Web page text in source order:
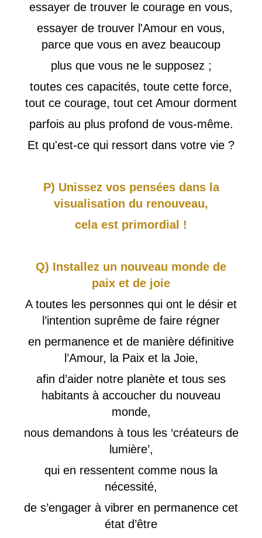
essayer de trouver le courage en vous,
essayer de trouver l'Amour en vous,
parce que vous en avez beaucoup
plus que vous ne le supposez ;
toutes ces capacités, toute cette force,
tout ce courage, tout cet Amour dorment
parfois au plus profond de vous-même.
Et qu'est-ce qui ressort dans votre vie ?
P) Unissez vos pensées dans la
visualisation du renouveau,
cela est primordial !
Q) Installez un nouveau monde de
paix et de joie
A toutes les personnes qui ont le désir et
l’intention suprême de faire régner
en permanence et de manière définitive
l’Amour, la Paix et la Joie,
afin d’aider notre planète et tous ses
habitants à accoucher du nouveau
monde,
nous demandons à tous les ‘créateurs de
lumière’,
qui en ressentent comme nous la
nécessité,
de s’engager à vibrer en permanence cet
état d’être